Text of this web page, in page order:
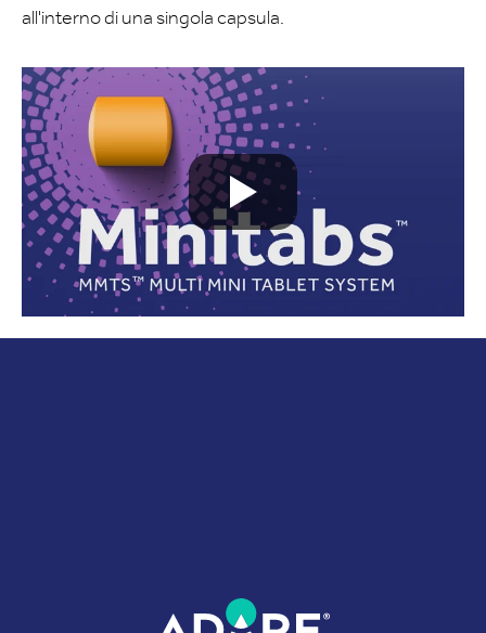
all'interno di una singola capsula.